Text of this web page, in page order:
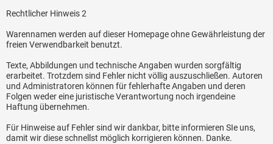
Rechtlicher Hinweis 2
Warennamen werden auf dieser Homepage ohne Gewährleistung der
freien Verwendbarkeit benutzt.
Texte, Abbildungen und technische Angaben wurden sorgfältig
erarbeitet. Trotzdem sind Fehler nicht völlig auszuschließen. Autoren
und Administratoren können für fehlerhafte Angaben und deren
Folgen weder eine juristische Verantwortung noch irgendeine
Haftung übernehmen.
Für Hinweise auf Fehler sind wir dankbar, bitte informieren SIe uns,
damit wir diese schnellst möglich korrigieren können. Danke.